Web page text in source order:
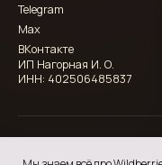
Telegram
Max
ВКонтакте
ИП Нагорная И. О.
ИНН: 402506485837
© 2026 Оракул
Оферта
Политика